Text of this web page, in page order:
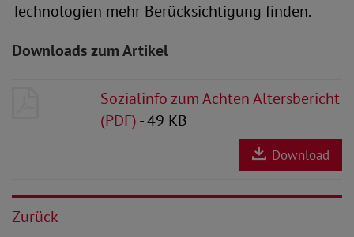
Technologien mehr Berücksichtigung finden.
Downloads zum Artikel
Sozialinfo zum Achten Altersbericht
(PDF)- 49 KB
Download
Zurück